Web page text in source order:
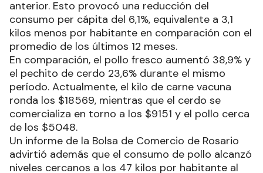
anterior. Esto provocó una reducción del
consumo per cápita del 6,1%, equivalente a 3,1
kilos menos por habitante en comparación con el
promedio de los últimos 12 meses.
En comparación, el pollo fresco aumentó 38,9% y
el pechito de cerdo 23,6% durante el mismo
período. Actualmente, el kilo de carne vacuna
ronda los $18569, mientras que el cerdo se
comercializa en torno a los $9151 y el pollo cerca
de los $5048.
Un informe de la Bolsa de Comercio de Rosario
advirtió además que el consumo de pollo alcanzó
niveles cercanos a los 47 kilos por habitante al